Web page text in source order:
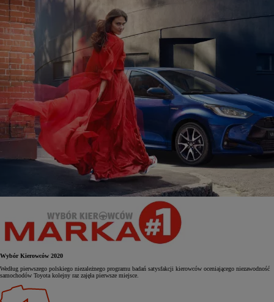
Wybór Kierowców 2020
Według pierwszego polskiego niezależnego programu badań satysfakcji kierowców oceniającego niezawodność
samochodów Toyota kolejny raz zajęła pierwsze miejsce.